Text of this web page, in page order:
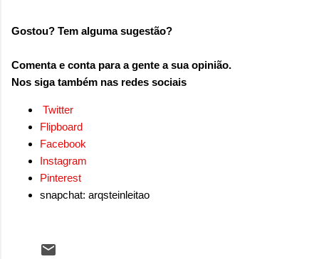
Gostou? Tem alguma sugestão?
Comenta e conta para a gente a sua opinião.
Nos siga também nas redes sociais
Twitter
Flipboard
Facebook
Instagram
Pinterest
snapchat: arqsteinleitao